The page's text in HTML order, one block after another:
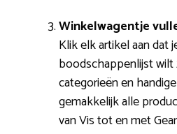
Winkelwagentje
Klik elk artikel aan dat
boodschappenlijst
categorieën en
gemakkelijk alle
van Vis tot en met